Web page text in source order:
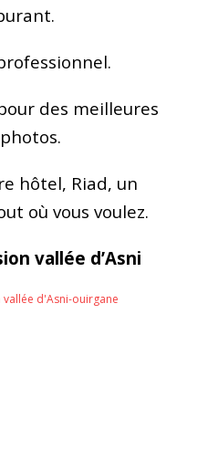
des meilleures
hôtel, Riad, un
où vous voulez.
vallée d’Asni